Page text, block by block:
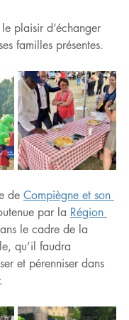
plaisir d’échanger
familles présentes.
de Compiègne et son
par la Région
le cadre de la
qu’il faudra
et pérenniser dans